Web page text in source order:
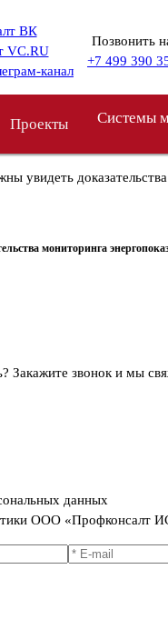
Позвонить
+7 499 390
Проекты Системы
увидеть
мониторинга
Закажите звонок и мы
данных
ООО «Профконсалт